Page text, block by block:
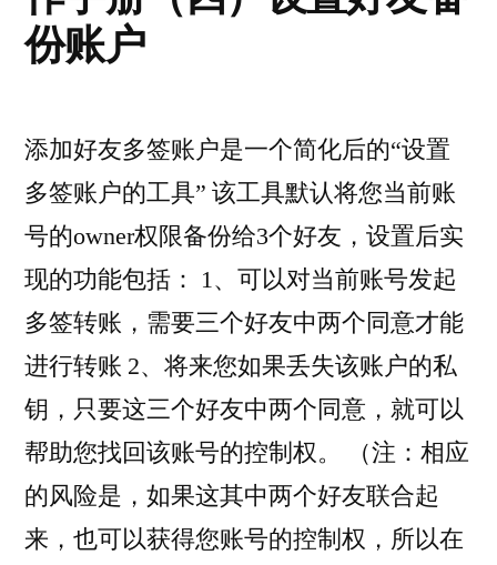
份账户
添加好友多签账户是一个简化后的“设置
多签账户的工具” 该工具默认将您当前账
号的owner权限备份给3个好友，设置后实
现的功能包括： 1、可以对当前账号发起
多签转账，需要三个好友中两个同意才能
进行转账 2、将来您如果丢失该账户的私
钥，只要这三个好友中两个同意，就可以
帮助您找回该账号的控制权。 （注：相应
的风险是，如果这其中两个好友联合起
来，也可以获得您账号的控制权，所以在